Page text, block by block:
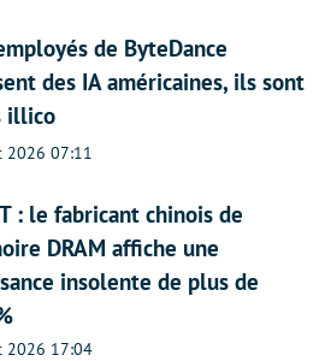
de ByteDance
des IA américaines, ils sont
illico
2026 07:11
: le fabricant chinois de
DRAM affiche une
insolente de plus de
2026 17:04